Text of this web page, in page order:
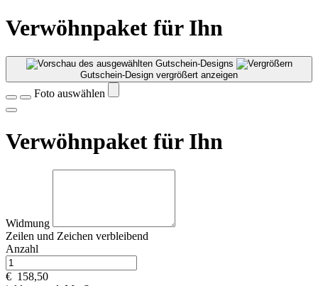
Verwöhnpaket für Ihn
Gutschein-Design vergrößert anzeigen
Foto auswählen
Verwöhnpaket für Ihn
Widmung
Zeilen und Zeichen verbleibend
Anzahl
€ 158,50